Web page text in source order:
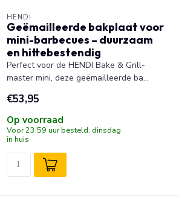
HENDI
Geëmailleerde bakplaat voor
mini-barbecues – duurzaam
en hittebestendig
Perfect voor de HENDI Bake & Grill-
master mini, deze geëmailleerde ba...
€53,95
Op voorraad
Voor 23:59 uur besteld, dinsdag
in huis